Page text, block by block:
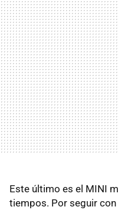
Este último es el MINI
tiempos. Por seguir